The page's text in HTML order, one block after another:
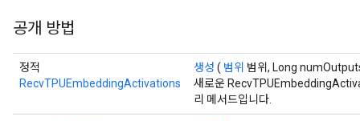
공개 방법
정적
RecvTPUEmbeddingActivations
생성 ( 범위 범위, Long
새로운
리 메서드입니다.